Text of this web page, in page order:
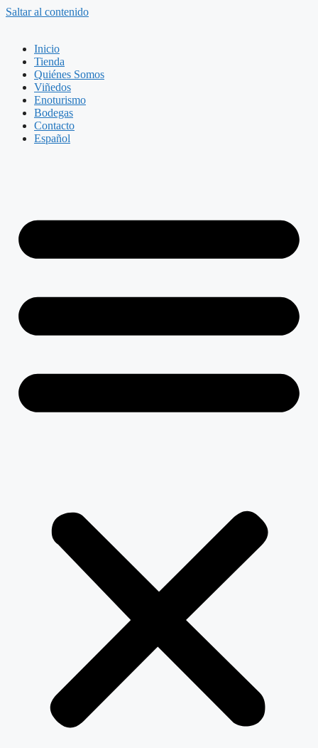
Saltar al contenido
Inicio
Tienda
Quiénes Somos
Viñedos
Enoturismo
Bodegas
Contacto
Español